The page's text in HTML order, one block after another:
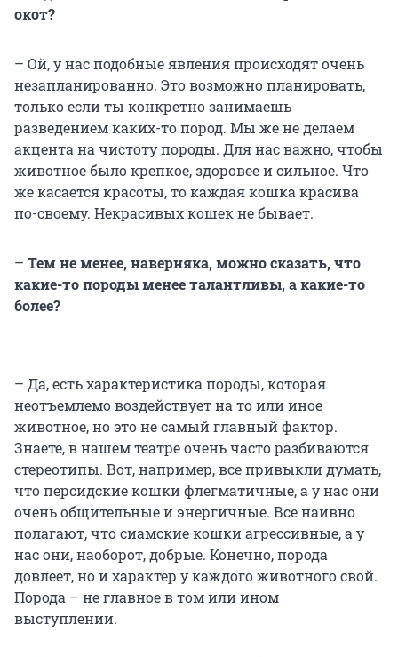
окот?
– Ой, у нас подобные явления происходят очень
незапланированно. Это возможно планировать,
только если ты конкретно занимаешь
разведением каких-то пород. Мы же не делаем
акцента на чистоту породы. Для нас важно, чтобы
животное было крепкое, здоровее и сильное. Что
же касается красоты, то каждая кошка красива
по-своему. Некрасивых кошек не бывает.
– Тем не менее, наверняка, можно сказать, что
какие-то породы менее талантливы, а какие-то
более?
– Да, есть характеристика породы, которая
неотъемлемо воздействует на то или иное
животное, но это не самый главный фактор.
Знаете, в нашем театре очень часто разбиваются
стереотипы. Вот, например, все привыкли думать,
что персидские кошки флегматичные, а у нас они
очень общительные и энергичные. Все наивно
полагают, что сиамские кошки агрессивные, а у
нас они, наоборот, добрые. Конечно, порода
довлеет, но и характер у каждого животного свой.
Порода – не главное в том или ином
выступлении.